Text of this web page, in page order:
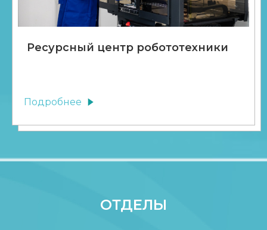
Ресурсный центр робототехники
Подробнее
ОТДЕЛЫ